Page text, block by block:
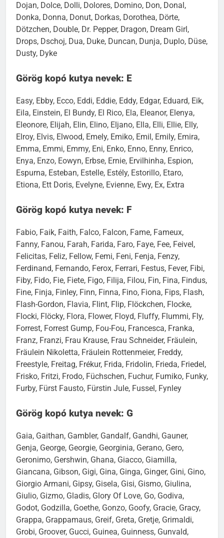
Dojan, Dolce, Dolli, Dolores, Domino, Don, Donal,
Donka, Donna, Donut, Dorkas, Dorothea, Dörte,
Dötzchen, Double, Dr. Pepper, Dragon, Dream Girl,
Drops, Dschoj, Dua, Duke, Duncan, Dunja, Duplo, Düse,
Dusty, Dyke
Görög kopó kutya nevek: E
Easy, Ebby, Ecco, Eddi, Eddie, Eddy, Edgar, Eduard, Eik,
Eila, Einstein, El Bundy, El Rico, Ela, Eleanor, Elenya,
Eleonore, Elijah, Elin, Elino, Eljano, Ella, Elli, Ellie, Elly,
Elroy, Elvis, Elwood, Emely, Emiko, Emil, Emily, Emira,
Emma, Emmi, Emmy, Eni, Enko, Enno, Enny, Enrico,
Enya, Enzo, Eowyn, Erbse, Ernie, Ervilhinha, Espion,
Espurna, Esteban, Estelle, Estély, Estorillo, Etaro,
Etiona, Ett Doris, Evelyne, Evienne, Ewy, Ex, Extra
Görög kopó kutya nevek: F
Fabio, Faik, Faith, Falco, Falcon, Fame, Fameux,
Fanny, Fanou, Farah, Farida, Faro, Faye, Fee, Feivel,
Felicitas, Feliz, Fellow, Femi, Feni, Fenja, Fenzy,
Ferdinand, Fernando, Ferox, Ferrari, Festus, Fever, Fibi,
Fiby, Fido, Fie, Fiete, Figo, Filija, Filou, Fin, Fina, Findus,
Fine, Finja, Finley, Finn, Finna, Fino, Fiona, Fips, Flash,
Flash-Gordon, Flavia, Flint, Flip, Flöckchen, Flocke,
Flocki, Flöcky, Flora, Flower, Floyd, Fluffy, Flummi, Fly,
Forrest, Forrest Gump, Fou-Fou, Francesca, Franka,
Franz, Franzi, Frau Krause, Frau Schneider, Fräulein,
Fräulein Nikoletta, Fräulein Rottenmeier, Freddy,
Freestyle, Freitag, Frékur, Frida, Fridolin, Frieda, Friedel,
Frisko, Fritzi, Frodo, Füchschen, Fuchur, Fumiko, Funky,
Furby, Fürst Fausto, Fürstin Jule, Fussel, Fynley
Görög kopó kutya nevek: G
Gaia, Gaithan, Gambler, Gandalf, Gandhi, Gauner,
Genja, George, Georgie, Georginia, Gerano, Gero,
Geronimo, Gershwin, Ghana, Giacco, Giamilla,
Giancana, Gibson, Gigi, Gina, Ginga, Ginger, Gini, Gino,
Giorgio Armani, Gipsy, Gisela, Gisi, Gismo, Giulina,
Giulio, Gizmo, Gladis, Glory Of Love, Go, Godiva,
Godot, Godzilla, Goethe, Gonzo, Goofy, Gracie, Gracy,
Grappa, Grappamaus, Greif, Greta, Gretje, Grimaldi,
Grobi, Groover, Gucci, Guinea, Guinness, Gunvald,